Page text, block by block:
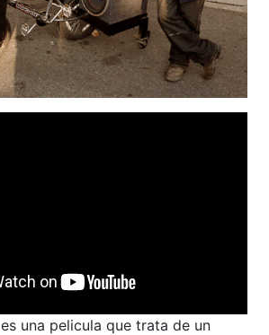
es una pelicula que trata de un